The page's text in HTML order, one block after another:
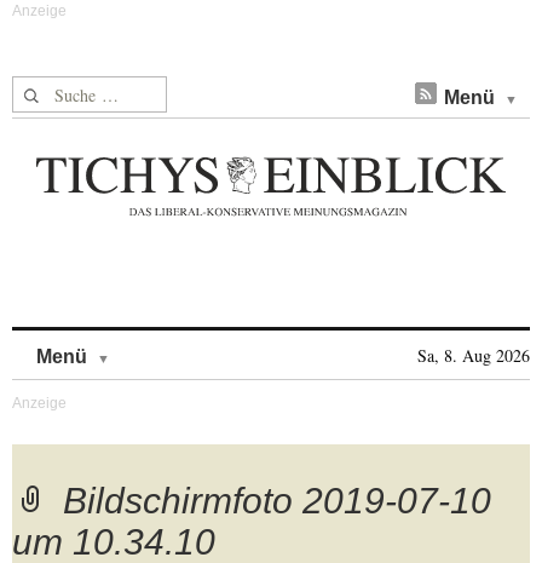
Suche nach: Menü
Menü Sa, 8. Aug 2026
Bildschirmfoto 2019-07-10
um 10.34.10